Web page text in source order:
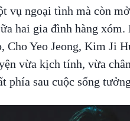
vụ ngoại tình mà còn
hai gia đình hàng
Cho Yeo Jeong, Kim Ji
vừa kịch tính, vừa
phía sau cuộc sống